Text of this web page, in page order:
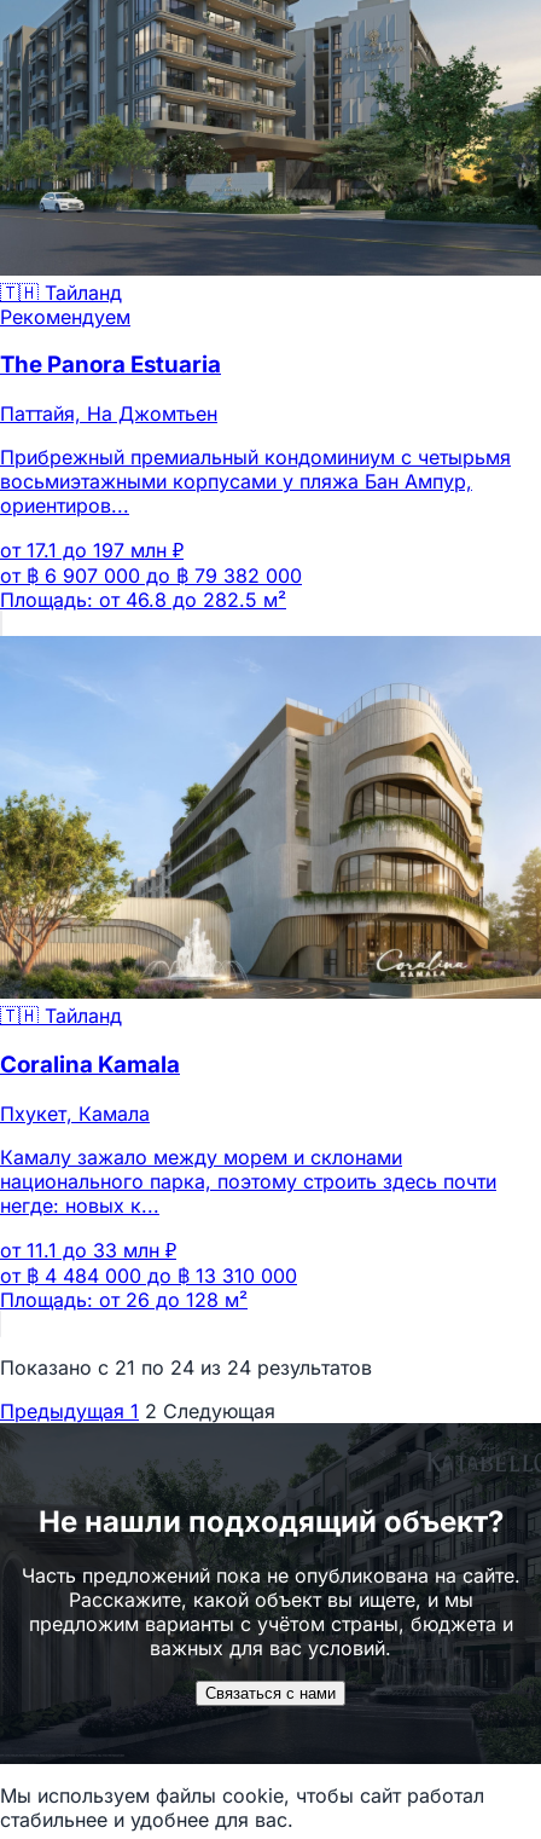
🇹🇭 Тайланд
Рекомендуем
The Panora Estuaria
Паттайя, На Джомтьен
Прибрежный премиальный кондоминиум с четырьмя
восьмиэтажными корпусами у пляжа Бан Ампур,
ориентиров...
от 17.1 до 197 млн ₽
от ฿ 6 907 000 до ฿ 79 382 000
Площадь: от 46.8 до 282.5 м²
🇹🇭 Тайланд
Coralina Kamala
Пхукет, Камала
Камалу зажало между морем и склонами
национального парка, поэтому строить здесь почти
негде: новых к...
от 11.1 до 33 млн ₽
от ฿ 4 484 000 до ฿ 13 310 000
Площадь: от 26 до 128 м²
Показано с 21 по 24 из 24 результатов
Предыдущая 1 2 Следующая
Не нашли подходящий объект?
Часть предложений пока не опубликована на сайте.
Расскажите, какой объект вы ищете, и мы
предложим варианты с учётом страны, бюджета и
важных для вас условий.
Связаться с нами
Мы используем файлы cookie, чтобы сайт работал
стабильнее и удобнее для вас.